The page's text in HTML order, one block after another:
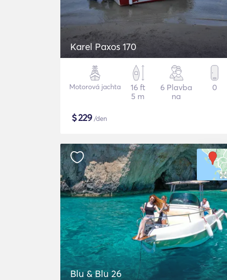
Karel Paxos 170
Motorová jachta
16 ft
5 m
6 Plavba
na
0
$229/den
Blu & Blu 26